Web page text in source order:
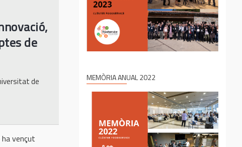
de
de
vençut
MEMÒRIA ANUAL 2022